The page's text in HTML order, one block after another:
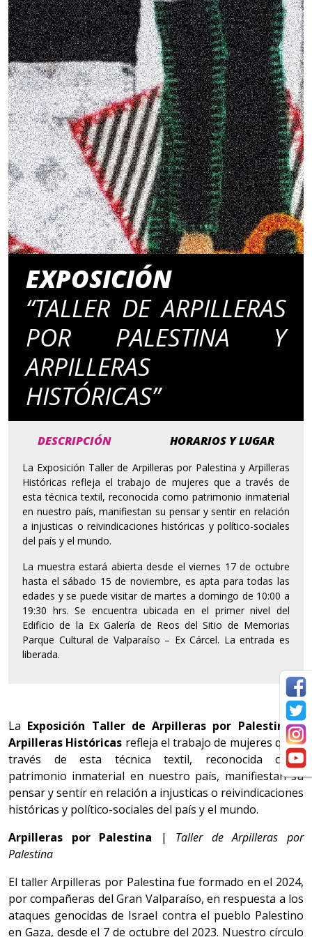
EXPOSICIÓN
“TALLER DE ARPILLERAS
POR PALESTINA Y
ARPILLERAS
HISTÓRICAS”
DESCRIPCIÓN HORARIOS Y LUGAR
La Exposición Taller de Arpilleras por Palestina y Arpilleras
Históricas refleja el trabajo de mujeres que a través de
esta técnica textil, reconocida como patrimonio inmaterial
en nuestro país, manifiestan su pensar y sentir en relación
a injusticas o reivindicaciones históricas y político-sociales
del país y el mundo.
La muestra estará abierta desde el viernes 17 de octubre
hasta el sábado 15 de noviembre, es apta para todas las
edades y se puede visitar de martes a domingo de 10:00 a
19:30 hrs. Se encuentra ubicada en el primer nivel del
Edificio de la Ex Galería de Reos del Sitio de Memorias
Parque Cultural de Valparaíso – Ex Cárcel. La entrada es
liberada.
La Exposición Taller de Arpilleras por Palestina y
Arpilleras Históricas refleja el trabajo de mujeres que a
través de esta técnica textil, reconocida como
patrimonio inmaterial en nuestro país, manifiestan su
pensar y sentir en relación a injusticas o reivindicaciones
históricas y político-sociales del país y el mundo.
Arpilleras por Palestina | Taller de Arpilleras por
Palestina
El taller Arpilleras por Palestina fue formado en el 2024,
por compañeras del Gran Valparaíso, en respuesta a los
ataques genocidas de Israel contra el pueblo Palestino
en Gaza, desde el 7 de octubre del 2023. Nuestro círculo